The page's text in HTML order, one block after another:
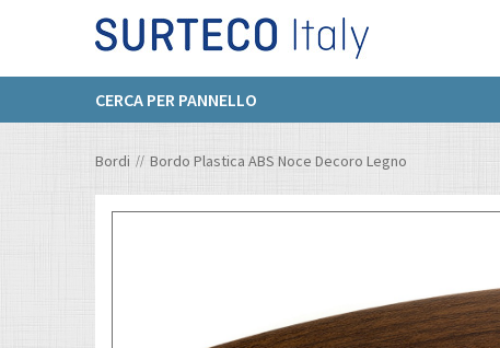
CERCA PER PANNELLO
Bordi Bordo Plastica ABS Noce Decoro Legno